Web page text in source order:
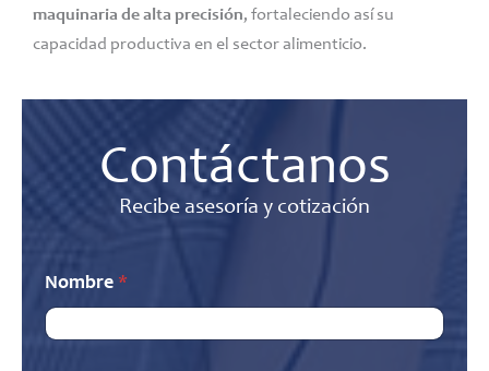
maquinaria de alta precisión, fortaleciendo así su
capacidad productiva en el sector alimenticio.
Contáctanos
Recibe asesoría y cotización
Nombre *